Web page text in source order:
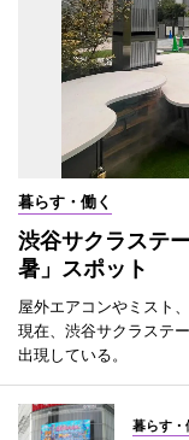
暮らす・働く
渋谷サクラステ
暑」スポット
屋外エアコンやミスト
現在、渋谷サクラステ
出現している。
暮らす・